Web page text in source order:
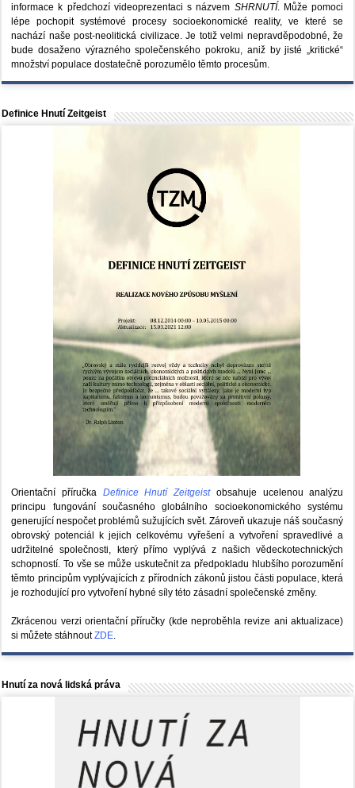
informace k předchozí videoprezentaci s názvem SHRNUTÍ. Může pomoci
lépe pochopit systémové procesy socioekonomické reality, ve které se
nachází naše post-neolitická civilizace. Je totiž velmi nepravděpodobné, že
bude dosaženo výrazného společenského pokroku, aniž by jisté „kritické“
množství populace dostatečně porozumělo těmto procesům.
Definice Hnutí Zeitgeist
Orientační příručka Definice Hnutí Zeitgeistobsahuje ucelenou analýzu
principu fungování současného globálního socioekonomického systému
generující nespočet problémů sužujících svět. Zároveň ukazuje náš současný
obrovský potenciál k jejich celkovému vyřešení a vytvoření spravedlivé a
udržitelné společnosti, který přímo vyplývá z našich vědeckotechnických
schopností. To vše se může uskutečnit za předpokladu hlubšího porozumění
těmto principům vyplývajících z přírodních zákonů jistou části populace, která
je rozhodující pro vytvoření hybné síly této zásadní společenské změny.
Zkrácenou verzi orientační příručky (kde neproběhla revize ani aktualizace)
si můžete stáhnoutZDE.
Hnutí za nová lidská práva